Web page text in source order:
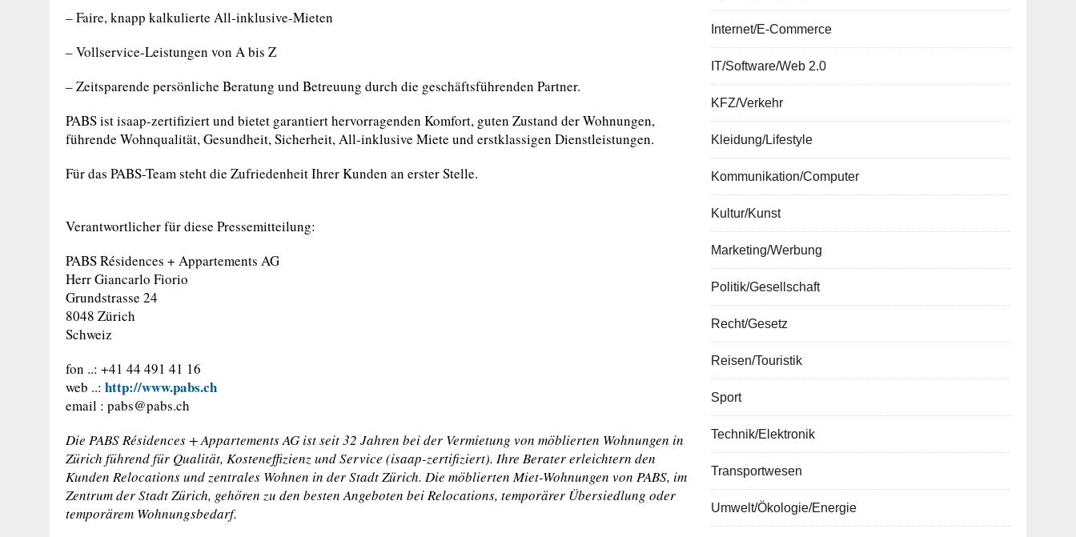
– Faire, knapp kalkulierte All-inklusive-Mieten
– Vollservice-Leistungen von A bis Z
– Zeitsparende persönliche Beratung und Betreuung durch die geschäftsführenden Partner.
PABS ist isaap-zertifiziert und bietet garantiert hervorragenden Komfort, guten Zustand der Wohnungen,
führende Wohnqualität, Gesundheit, Sicherheit, All-inklusive Miete und erstklassigen Dienstleistungen.
Für das PABS-Team steht die Zufriedenheit Ihrer Kunden an erster Stelle.
Verantwortlicher für diese Pressemitteilung:
PABS Résidences + Appartements AG
Herr Giancarlo Fiorio
Grundstrasse 24
8048 Zürich
Schweiz
fon ..: +41 44 491 41 16
web ..: http://www.pabs.ch
email : pabs@pabs.ch
Die PABS Résidences + Appartements AG ist seit 32 Jahren bei der Vermietung von möblierten Wohnungen in
Zürich führend für Qualität, Kosteneffizienz und Service (isaap-zertifiziert). Ihre Berater erleichtern den
Kunden Relocations und zentrales Wohnen in der Stadt Zürich. Die möblierten Miet-Wohnungen von PABS, im
Zentrum der Stadt Zürich, gehören zu den besten Angeboten bei Relocations, temporärer Übersiedlung oder
temporärem Wohnungsbedarf.
Internet/E-Commerce
IT/Software/Web 2.0
KFZ/Verkehr
Kleidung/Lifestyle
Kommunikation/Computer
Kultur/Kunst
Marketing/Werbung
Politik/Gesellschaft
Recht/Gesetz
Reisen/Touristik
Sport
Technik/Elektronik
Transportwesen
Umwelt/Ökologie/Energie